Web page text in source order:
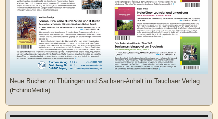
Neue Bücher zu Thüringen und Sachsen-Anhalt im Tauchaer Verlag
(EchinoMedia).